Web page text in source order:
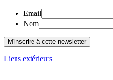
Email
Nom
Liens extérieurs